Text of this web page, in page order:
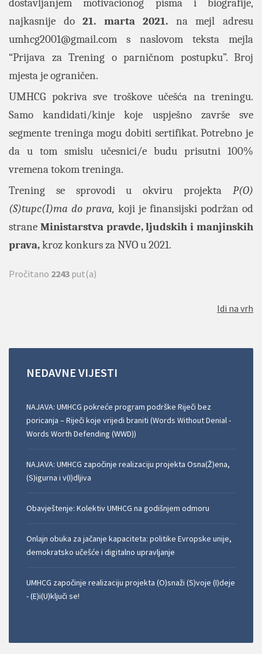
dostavljanjem motivacionog pisma i biografije,
najkasnije do21. marta 2021. na mejl adresu
umhcg2001@gmail.com s naslovom teksta mejla
“Prijava za Trening o parničnom postupku”. Broj
mjesta je ograničen.
UMHCG pokriva sve troškove učešća na treningu.
Samo kandidati/kinje koje uspješno završe sve
segmente treninga mogu dobiti sertifikat. Potrebno je
da u tom smislu učesnici/e budu prisutni 100%
vremena tokom treninga.
Trening se sprovodi u okviru projekta P(O)
(S)tupc(I)ma do prava, koji je finansijski podržan od
strane Ministarstva pravde, ljudskih i manjinskih
prava,kroz konkurs za NVO u 2021.
Pročitano 2243 put(a)
Idi na vrh
NEDAVNE VIJESTI
NAJAVA: UMHCG pokreće program podrške Riječi bez
poricanja – Riječi koje vrijedi braniti (Words Without Denial -
Words Worth Defending (WWD))
NAJAVA: UMHCG započinje realizaciju projekta Osna(Ž)ena,
(S)igurna i v(I)dljiva
Obavještenje: Kolektiv UMHCG na godišnjem odmoru
Onlajn obuka za jačanje kapaciteta: politike Evropske unije,
demokratsko učešće i digitalno upravljanje
UMHCG započinje realizaciju projekta (O)snaži (S)voje (I)deje
- (E)i(U)ključi se!